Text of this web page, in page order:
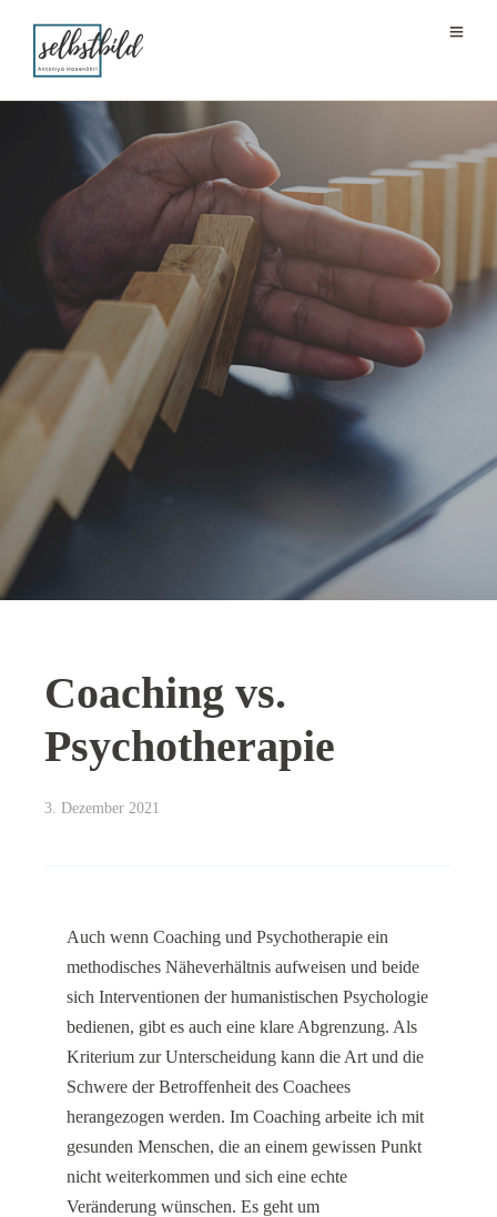
Coaching vs.
Psychotherapie
3. Dezember 2021
Auch wenn Coaching und Psychotherapie ein
methodisches Näheverhältnis aufweisen und beide
sich Interventionen der humanistischen Psychologie
bedienen, gibt es auch eine klare Abgrenzung. Als
Kriterium zur Unterscheidung kann die Art und die
Schwere der Betroffenheit des Coachees
herangezogen werden. Im Coaching arbeite ich mit
gesunden Menschen, die an einem gewissen Punkt
nicht weiterkommen und sich eine echte
Veränderung wünschen. Es geht um